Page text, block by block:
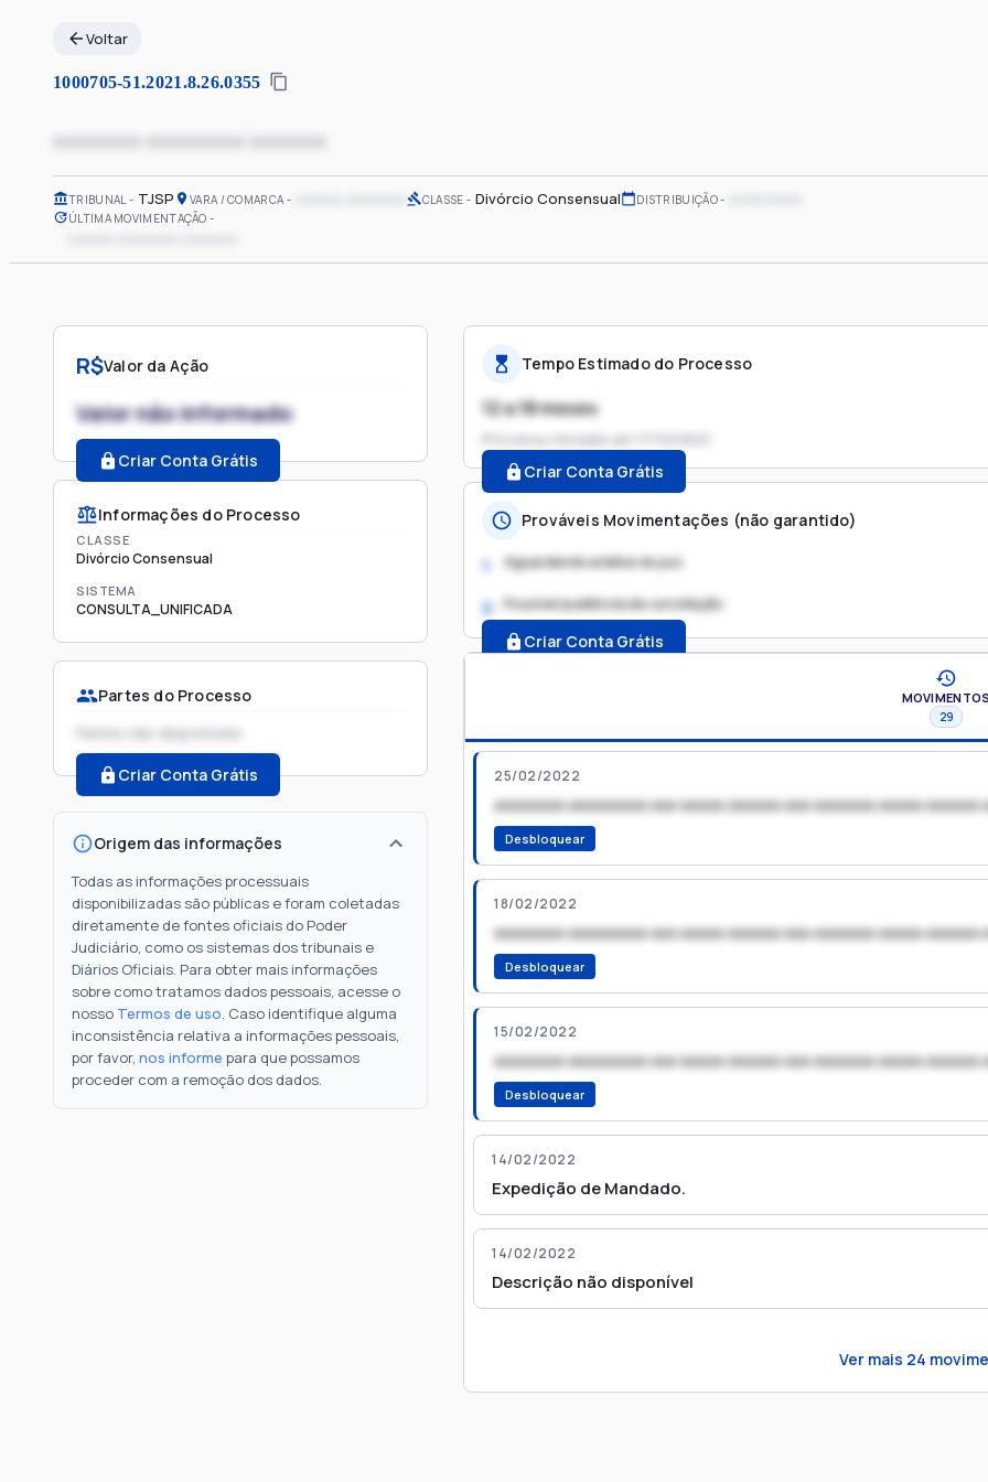
Voltar
1000705-51.2021.8.26.0355
xxxxxxxx xxxxxxxxx xxxxxxx
TRIBUNAL TJSP VARA / COMARCA CLASSE Divórcio Consensual DISTRIBUIÇÃO
ÚLTIMA MOVIMENTAÇÃO
R$Valor da Ação
Valor não informado
Criar Conta Grátis
Informações do Processo
CLASSE
Divórcio Consensual
SISTEMA
CONSULTA_UNIFICADA
Partes do Processo
Partes não disponíveis
Criar Conta Grátis
Origem das informações
Todas as informações processuais
disponibilizadas são públicas e foram coletadas
diretamente de fontes oficiais do Poder
Judiciário, como os sistemas dos tribunais e
Diários Oficiais. Para obter mais informações
sobre como tratamos dados pessoais, acesse o
nosso Termos de uso. Caso identifique alguma
inconsistência relativa a informações pessoais,
por favor, nos informe para que possamos
proceder com a remoção dos dados.
Tempo Estimado do Processo
12 a 18 meses
Processo iniciado em
Criar Conta Grátis
Prováveis Movimentações (não garantido)
1. Aguardando análise do juiz
2. Possível audiência de conciliação
Criar Conta Grátis
MOVIMENTOS
29
25/02/2022
xxxxxxxx xxxxxxxxx xxx xxxxx xxxxxx xxx xxxxxxx xxxxx xxxxxx
Desbloquear
18/02/2022
xxxxxxxx xxxxxxxxx xxx xxxxx xxxxxx xxx xxxxxxx xxxxx xxxxxx
Desbloquear
15/02/2022
xxxxxxxx xxxxxxxxx xxx xxxxx xxxxxx xxx xxxxxxx xxxxx xxxxxx
Desbloquear
14/02/2022
Expedição de Mandado.
14/02/2022
Descrição não disponível
Ver mais 24